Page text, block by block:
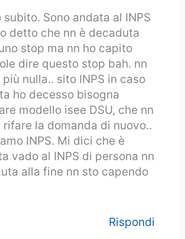
Sono andata al INPS
detto che nn è decaduta
stop ma nn ho capito
dire questo stop bah. nn
nulla.. sito INPS in caso
ho decesso bisogna
modello isee DSU, che nn
rifare la domanda di nuovo..
INPS. Mi dici che è
vado al INPS di persona nn
alla fine nn sto capendo
Rispondi